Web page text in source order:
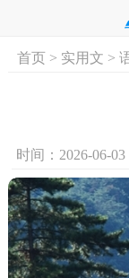
首页
首页> 实用文 >
时间：2026-06-03